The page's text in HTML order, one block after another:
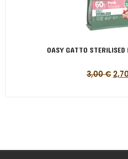
OASY GATTO
3,00€